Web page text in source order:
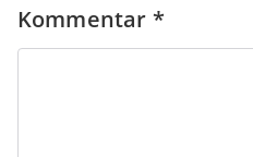
Kommentar *